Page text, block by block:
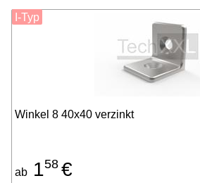
Winkel 8 40x40 verzinkt
ab 158 €
I-Typ